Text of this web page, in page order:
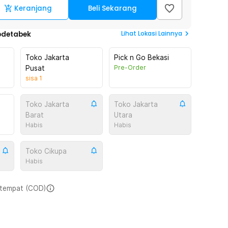
Keranjang Beli Sekarang
Lihat Lokasi Lainnya
Toko Jakarta
Pusat
sisa 1
Pick n Go Bekasi
Pre-Order
Toko Jakarta
Barat
Habis
Toko Jakarta
Utara
Habis
Toko Cikupa
Habis
(COD)